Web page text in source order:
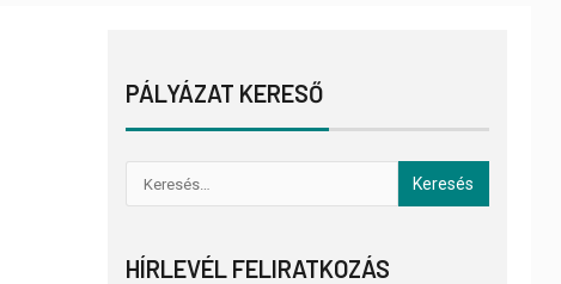
PÁLYÁZAT KERESŐ
HÍRLEVÉL FELIRATKOZÁS